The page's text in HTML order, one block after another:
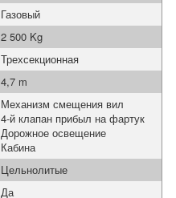
Газовый
2 500 Kg
Трехсекционная
4,7 m
Механизм смещения вил
4-й клапан прибыл на фартук
Дорожное освещение
Кабина
Цельнолитые
Да